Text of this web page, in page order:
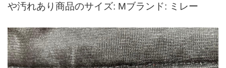
や汚れあり商品のサイズ: Mブランド: ミレー